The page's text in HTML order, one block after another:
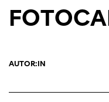
AUTOR:IN